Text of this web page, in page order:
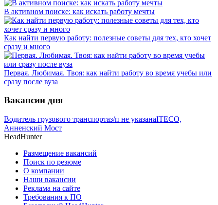
В активном поиске: как искать работу мечты
Как найти первую работу: полезные советы для тех, кто хочет
сразу и много
Первая. Любимая. Твоя: как найти работу во время учебы или
сразу после вуза
Вакансии дня
Водитель грузового транспортаз/п не указанаITECO,
Анненский Мост
HeadHunter
Размещение вакансий
Поиск по резюме
О компании
Наши вакансии
Реклама на сайте
Требования к ПО